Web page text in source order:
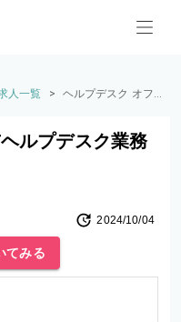
人一覧
>
ヘルプデスク オフ
ルプデスク業務
2024/10/04
てみる